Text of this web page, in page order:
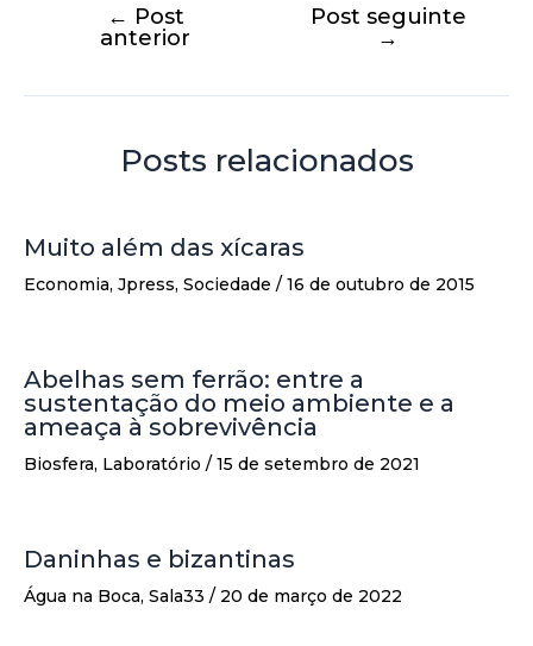
← Post
anterior
Post seguinte
→
Posts relacionados
Muito além das xícaras
Economia, Jpress, Sociedade / 16 de outubro de 2015
Abelhas sem ferrão: entre a
sustentação do meio ambiente e a
ameaça à sobrevivência
Biosfera, Laboratório / 15 de setembro de 2021
Daninhas e bizantinas
Água na Boca, Sala33 / 20 de março de 2022